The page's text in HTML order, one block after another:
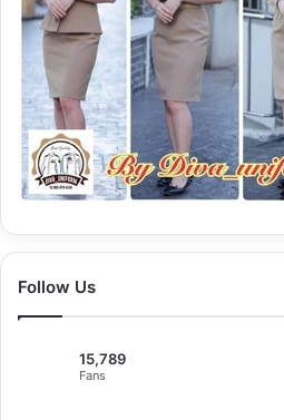
Follow Us
15,789
Fans